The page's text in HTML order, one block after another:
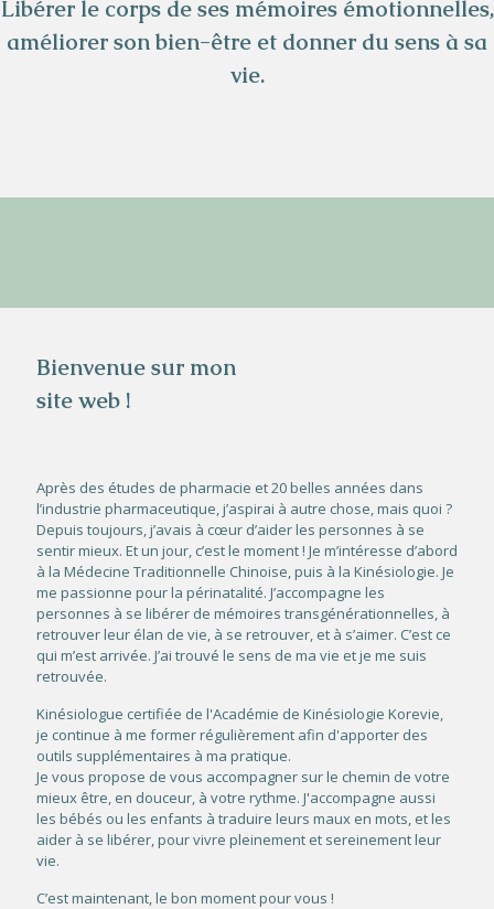
Libérer le corps de ses mémoires émotionnelles,
améliorer son bien-être et donner du sens à sa
vie.
Bienvenue sur mon
site web !
Après des études de pharmacie et 20 belles années dans
l’industrie pharmaceutique, j’aspirai à autre chose, mais quoi ?
Depuis toujours, j’avais à cœur d’aider les personnes à se
sentir mieux. Et un jour, c’est le moment ! Je m’intéresse d’abord
à la Médecine Traditionnelle Chinoise, puis à la Kinésiologie. Je
me passionne pour la périnatalité. J’accompagne les
personnes à se libérer de mémoires transgénérationnelles, à
retrouver leur élan de vie, à se retrouver, et à s’aimer. C’est ce
qui m’est arrivée. J’ai trouvé le sens de ma vie et je me suis
retrouvée.
Kinésiologue certifiée de l'Académie de Kinésiologie Korevie,
je continue à me former régulièrement afin d'apporter des
outils supplémentaires à ma pratique.
Je vous propose de vous accompagner sur le chemin de votre
mieux être, en douceur, à votre rythme. J'accompagne aussi
les bébés ou les enfants à traduire leurs maux en mots, et les
aider à se libérer, pour vivre pleinement et sereinement leur
vie.
C’est maintenant, le bon moment pour vous !